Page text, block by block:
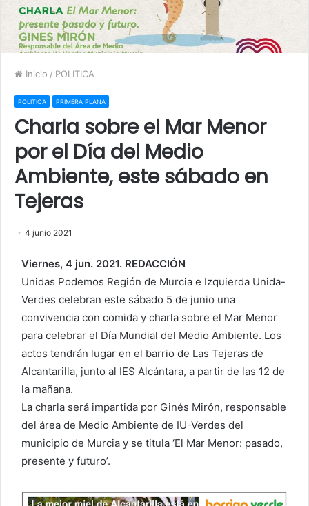
Inicio / POLITICA
POLITICA PRIMERA PLANA
Charla sobre el Mar Menor
por el Día del Medio
Ambiente, este sábado en
Tejeras
4 junio 2021
Viernes, 4 jun. 2021. REDACCIÓN
Unidas Podemos Región de Murcia e Izquierda Unida-
Verdes celebran este sábado 5 de junio una
convivencia con comida y charla sobre el Mar Menor
para celebrar el Día Mundial del Medio Ambiente. Los
actos tendrán lugar en el barrio de Las Tejeras de
Alcantarilla, junto al IES Alcántara, a partir de las 12 de
la mañana.
La charla será impartida por Ginés Mirón, responsable
del área de Medio Ambiente de IU-Verdes del
municipio de Murcia y se titula ‘El Mar Menor: pasado,
presente y futuro’.